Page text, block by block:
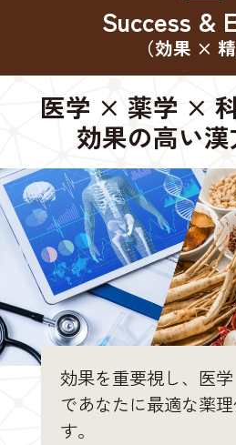
Success &
（効果 × 精
医学 × 薬学 ×
効果の高い
効果を重要視し、医
であなたに最適な薬
す。